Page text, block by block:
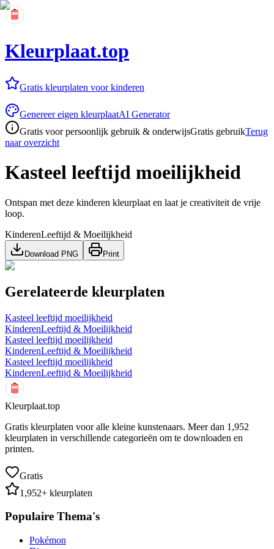
Kleurplaat.top
Gratis kleurplaten voor kinderen
Genereer eigen kleurplaatAI Generator
Gratis voor persoonlijk gebruik & onderwijsGratis gebruikTerug
naar overzicht
Kasteel leeftijd moeilijkheid
Ontspan met deze kinderen kleurplaat en laat je creativiteit de vrije
loop.
KinderenLeeftijd & Moeilijkheid
Download PNG Print
Gerelateerde kleurplaten
Kasteel leeftijd moeilijkheid
KinderenLeeftijd & Moeilijkheid
Kasteel leeftijd moeilijkheid
KinderenLeeftijd & Moeilijkheid
Kasteel leeftijd moeilijkheid
KinderenLeeftijd & Moeilijkheid
Kleurplaat.top
Gratis kleurplaten voor alle kleine kunstenaars. Meer dan 1,952
kleurplaten in verschillende categorieën om te downloaden en
printen.
Gratis
1,952+ kleurplaten
Populaire Thema's
Pokémon